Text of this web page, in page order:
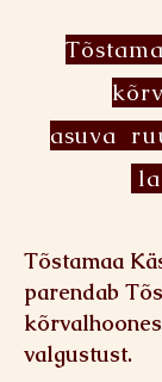
asuva
Tõstamaa
parendab
valgustust.